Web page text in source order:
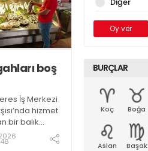
boş
İş Merkezi
hizmet
bir balık
Oy ver
BURÇLAR
Koç Boğa
Aslan Başak